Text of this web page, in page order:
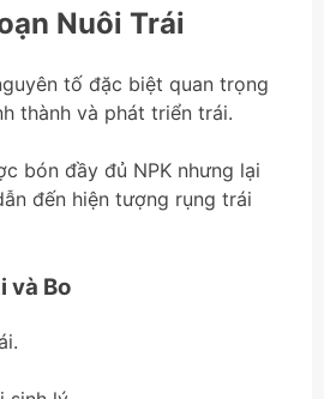
Nuôi Trái
tố đặc biệt quan trọng
thành và phát triển trái.
bón đầy đủ NPK nhưng lại
đến hiện tượng rụng trái
và Bo